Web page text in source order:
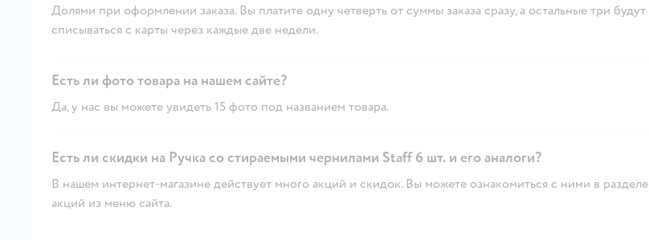
Долями при оформлении заказа. Вы платите одну четверть от суммы заказа сразу, а остальные три будут
списываться с карты через каждые две недели.
Есть ли фото товара на нашем сайте?
Да, у нас вы можете увидеть 15 фото под названием товара.
Есть ли скидки на Ручка со стираемыми чернилами Staff 6 шт. и его аналоги?
В нашем интернет-магазине действует много акций и скидок. Вы можете ознакомиться с ними в разделе
акций из меню сайта.